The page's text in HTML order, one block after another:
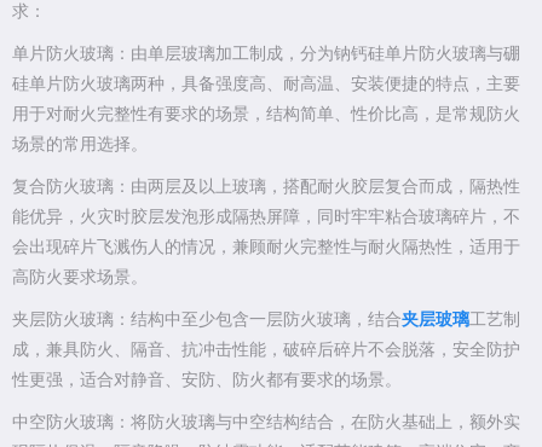
求：
单片防火玻璃：由单层玻璃加工制成，分为钠钙硅单片防火玻璃与硼
硅单片防火玻璃两种，具备强度高、耐高温、安装便捷的特点，主要
用于对耐火完整性有要求的场景，结构简单、性价比高，是常规防火
场景的常用选择。
复合防火玻璃：由两层及以上玻璃，搭配耐火胶层复合而成，隔热性
能优异，火灾时胶层发泡形成隔热屏障，同时牢牢粘合玻璃碎片，不
会出现碎片飞溅伤人的情况，兼顾耐火完整性与耐火隔热性，适用于
高防火要求场景。
夹层防火玻璃：结构中至少包含一层防火玻璃，结合夹层玻璃工艺制
成，兼具防火、隔音、抗冲击性能，破碎后碎片不会脱落，安全防护
性更强，适合对静音、安防、防火都有要求的场景。
中空防火玻璃：将防火玻璃与中空结构结合，在防火基础上，额外实